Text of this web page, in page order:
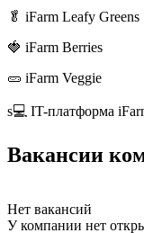
🥬 iFarm Leafy Greens
🍓 iFarm Berries
🥒 iFarm Veggie
s💻 IT-платформа
Вакансии
Нет вакансий
У компании нет